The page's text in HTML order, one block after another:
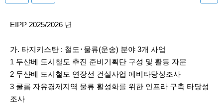
EIPP 2025/2026 년
가. 타지키스탄 : 철도･물류(운송) 분야 3개 사업
1 두샨베 도시철도 추진 준비기획단 구성 및 활동 자문
2 두샨베 도시철도 연장선 건설사업 예비타당성조사
3 쿨롭 자유경제지역 물류 활성화를 위한 인프라 구축 타당성
조사